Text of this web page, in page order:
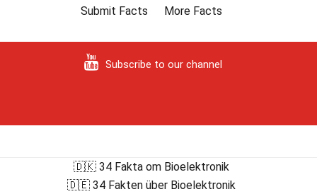
Submit Facts
More Facts
Subscribe to our channel
🇩🇰 34 Fakta om Bioelektronik
🇩🇪 34 Fakten über Bioelektronik